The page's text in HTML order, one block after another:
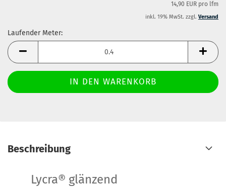
14,90 EUR pro lfm
inkl. 19% MwSt. zzgl. Versand
Laufender Meter:
Laufender
Meter
Beschreibung
Lycra® glänzend